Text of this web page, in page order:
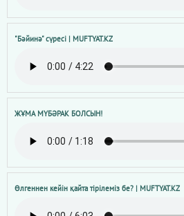
"Бәйинә" сүресі | MUFTYAT.KZ
ЖҰМА МҮБӘРАК БОЛСЫН!
Өлгеннен кейін қайта тірілеміз бе? | MUFTYAT.KZ